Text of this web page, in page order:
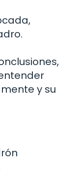
y su